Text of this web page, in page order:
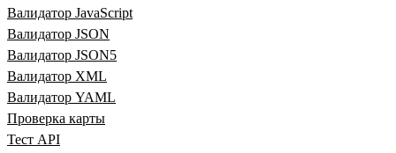
Валидатор JavaScript
Валидатор JSON
Валидатор JSON5
Валидатор XML
Валидатор YAML
Проверка карты
Тест API